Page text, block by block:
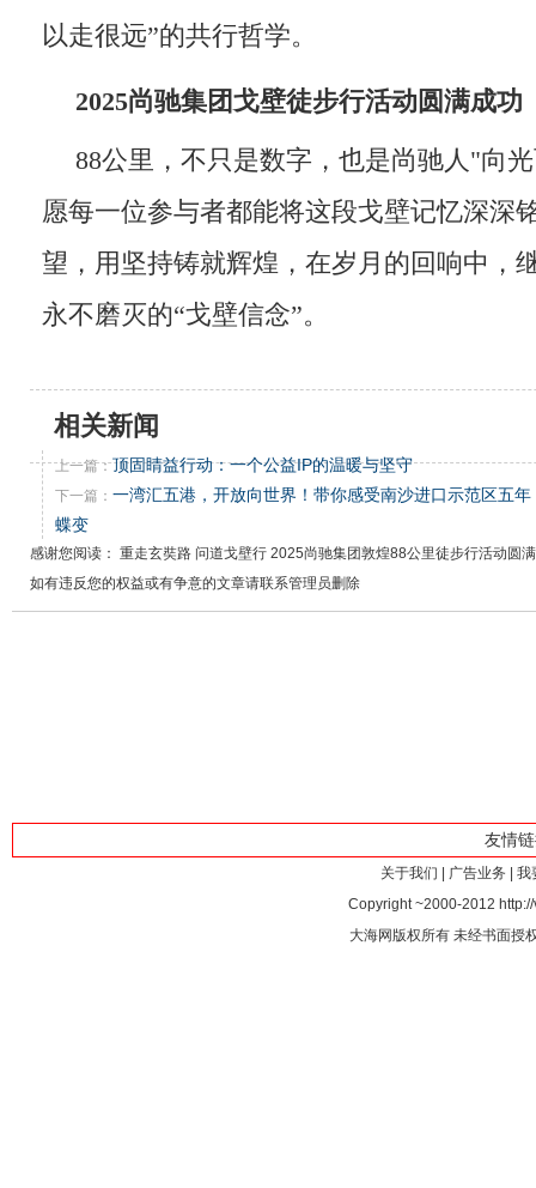
以走很远”的共行哲学。
2025尚驰集团戈壁徒步行活动圆满成功
88公里，不只是数字，也是尚驰人"向
愿每一位参与者都能将这段戈壁记忆深深
望，用坚持铸就辉煌，在岁月的回响中，
永不磨灭的“戈壁信念”。
相关新闻
上一篇：顶固睛益行动：一个公益IP的温暖与坚守
下一篇： 一湾汇五港，开放向世界！带你感受南沙进口示范区五年
蝶变
感谢您阅读： 重走玄奘路 问道戈壁行 2025尚驰集团敦煌88公里徒步行活动圆
如有违反您的权益或有争意的文章请联系管理员删除
友情
关于我们 广告业务
我
Copyright ~2000-2012
大海网版权所有 未经书面授